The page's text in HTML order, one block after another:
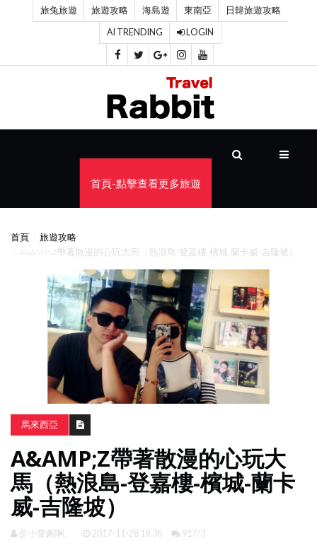
旅兔旅遊 旅遊攻略 海島遊 東南亞 日韓旅遊攻略
AI TRENDING LOGIN
海
島
遊
攻
略
體
驗
照
首頁-點擊查看更多旅遊
首頁
旅遊攻略
A&AMP;Z帶著散漫的心玩大馬（熱浪島-登嘉樓-檳城-蘭卡威-吉隆坡）
馬來西亞
A&AMP;Z帶著散漫的心玩大
馬（熱浪島-登嘉樓-檳城-蘭卡
威-吉隆坡）
是小愛阑啊。 2017-11-28 19:36 917/3